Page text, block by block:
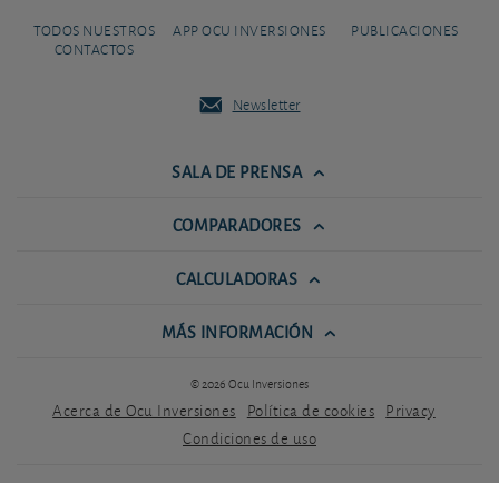
TODOS NUESTROS
CONTACTOS
APP OCU INVERSIONES PUBLICACIONES
Newsletter
SALA DE PRENSA
COMPARADORES
CALCULADORAS
MÁS INFORMACIÓN
© 2026 Ocu Inversiones
Acerca de Ocu Inversiones Política de cookies Privacy
Condiciones de uso